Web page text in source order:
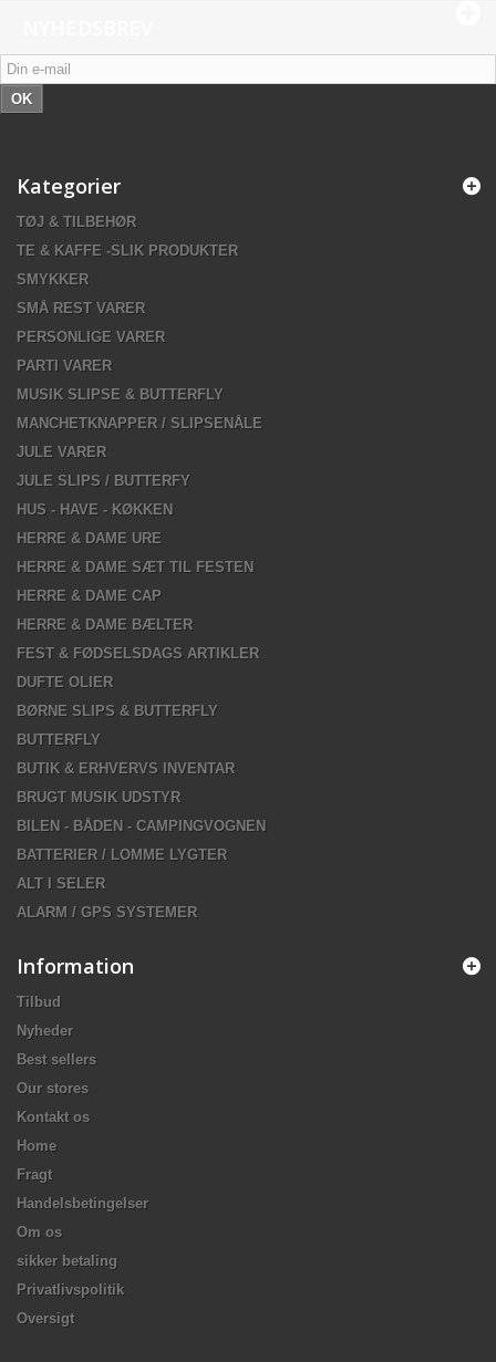
OK
Kategorier
TØJ & TILBEHØR
TE & KAFFE -SLIK PRODUKTER
SMYKKER
SMÅ REST VARER
PERSONLIGE VARER
PARTI VARER
MUSIK SLIPSE & BUTTERFLY
MANCHETKNAPPER / SLIPSENÅLE
JULE VARER
JULE SLIPS / BUTTERFY
HUS - HAVE - KØKKEN
HERRE & DAME URE
HERRE & DAME SÆT TIL FESTEN
HERRE & DAME CAP
HERRE & DAME BÆLTER
FEST & FØDSELSDAGS ARTIKLER
DUFTE OLIER
BØRNE SLIPS & BUTTERFLY
BUTTERFLY
BUTIK & ERHVERVS INVENTAR
BRUGT MUSIK UDSTYR
BILEN - BÅDEN - CAMPINGVOGNEN
BATTERIER / LOMME LYGTER
ALT I SELER
ALARM / GPS SYSTEMER
Information
Tilbud
Nyheder
Best sellers
Our stores
Kontakt os
Home
Fragt
Handelsbetingelser
Om os
sikker betaling
Privatlivspolitik
Oversigt